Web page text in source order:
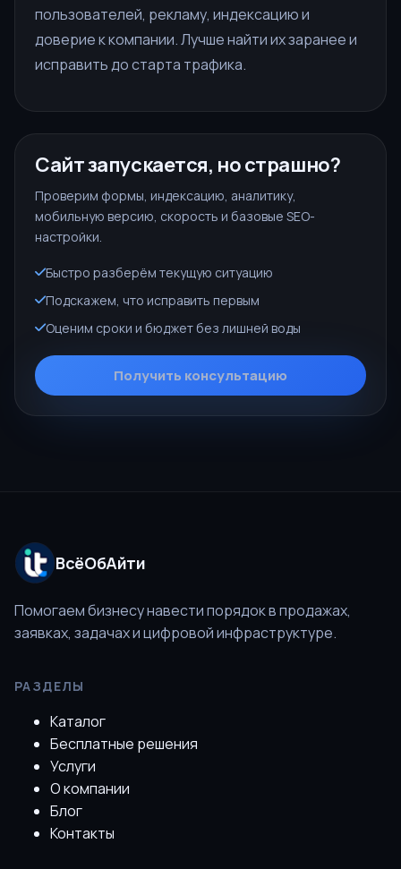
пользователей, рекламу, индексацию и
доверие к компании. Лучше найти их заранее и
исправить до старта трафика.
Сайт запускается, но страшно?
Проверим формы, индексацию, аналитику,
мобильную версию, скорость и базовые SEO-
настройки.
Быстро разберём текущую ситуацию
Подскажем, что исправить первым
Оценим сроки и бюджет без лишней воды
Получить консультацию
ВсёОбАйти
Помогаем бизнесу навести порядок в продажах,
заявках, задачах и цифровой инфраструктуре.
РАЗДЕЛЫ
Каталог
Бесплатные решения
Услуги
О компании
Блог
Контакты